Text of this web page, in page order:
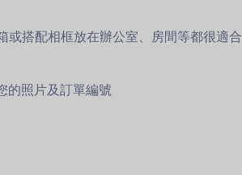
或搭配相框放在辦公室、房間等都很適合
的照片及訂單編號